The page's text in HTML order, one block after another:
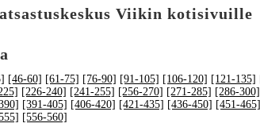
Viikin kotisivuille
[46-60] [61-75] [76-90] [91-105] [106-120] [121-135]
[226-240] [241-255] [256-270] [271-285] [286-300]
[391-405] [406-420] [421-435] [436-450] [451-465]
[556-560]